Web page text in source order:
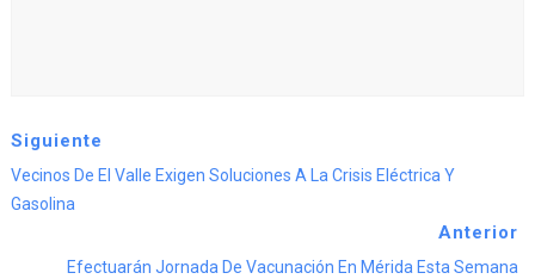
Siguiente
Vecinos De El Valle Exigen Soluciones A La Crisis Eléctrica Y
Gasolina
Anterior
Efectuarán Jornada De Vacunación En Mérida Esta Semana